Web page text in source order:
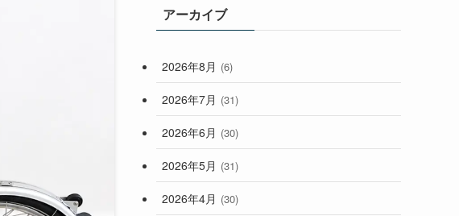
(33)
(248)
アーカイブ
2026年8月 (6)
2026年7月 (31)
2026年6月 (30)
2026年5月 (31)
2026年4月 (30)